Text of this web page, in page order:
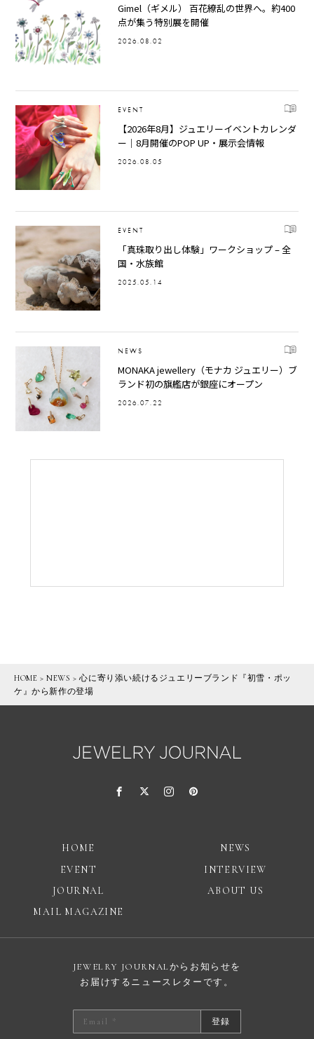
Gimel（ギメル） 百花繚乱の世界へ。約400
点が集う特別展を開催
2026.08.02
EVENT
【2026年8月】ジュエリーイベントカレンダ
ー｜8月開催のPOP UP・展示会情報
2026.08.05
EVENT
「真珠取り出し体験」ワークショップ – 全
国・水族館
2025.05.14
NEWS
MONAKA jewellery（モナカ ジュエリー）ブ
ランド初の旗艦店が銀座にオープン
2026.07.22
HOME >NEWS >心に寄り添い続けるジュエリーブランド『初雪・ポッ
ケ』から新作の登場
HOME
NEWS
EVENT
INTERVIEW
JOURNAL
ABOUT US
MAIL MAGAZINE
JEWELRY JOURNALからお知らせを
お届けするニュースレターです。
登録